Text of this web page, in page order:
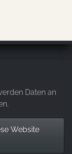
Daten an
Website